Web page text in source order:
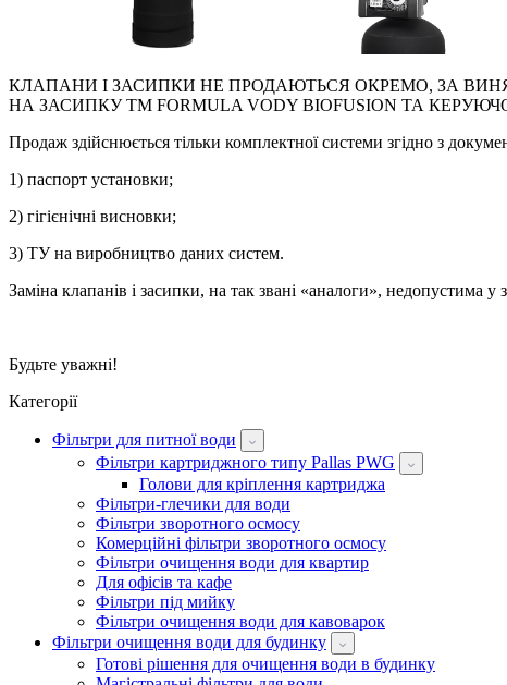
КЛАПАНИ І ЗАСИПКИ НЕ ПРОДАЮТЬСЯ ОКРЕМО, ЗА
НА ЗАСИПКУ ТМ FORMULA VODY BIOFUSION ТА
Продаж здійснюється тільки комплектної системи згідно з
1) паспорт установки;
2) гігієнічні висновки;
3) ТУ на виробництво даних систем.
Заміна клапанів і засипки, на так звані «аналоги»,
Будьте уважні!
Категорії
Фільтри для питної води
Фільтри картриджного типу Pallas PWG
Голови для кріплення картриджа
Фільтри-глечики для води
Фільтри зворотного осмосу
Комерційні фільтри зворотного осмосу
Фільтри очищення води для квартир
Для офісів та кафе
Фільтри під мийку
Фільтри очищення води для кавоварок
Фільтри очищення води для будинку
Готові рішення для очищення води в будинку